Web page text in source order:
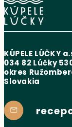
KÚPELE LÚČKY
034 82 Lúčky
okres
Slovakia